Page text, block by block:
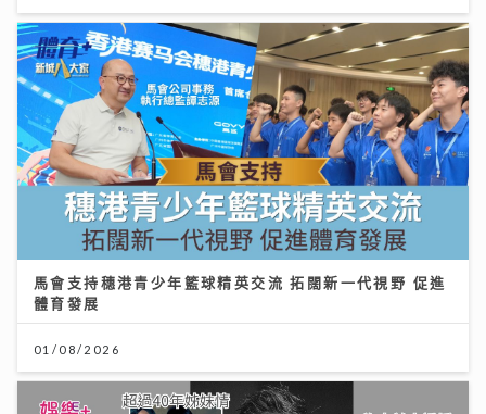
馬會支持穗港青少年籃球精英交流 拓闊新一代視野 促進
體育發展
01/08/2026